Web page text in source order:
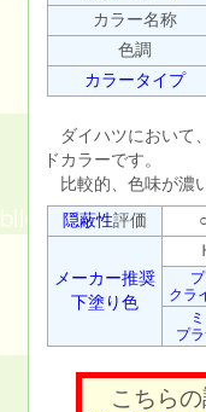
カラー名称
色調
カラータイプ
ダイハツにおいて
ドカラーです。
比較的、色味が濃
隠蔽性評価 ○
メーカー推奨
下塗り色
Ｈ
クラ
プ
こちらの